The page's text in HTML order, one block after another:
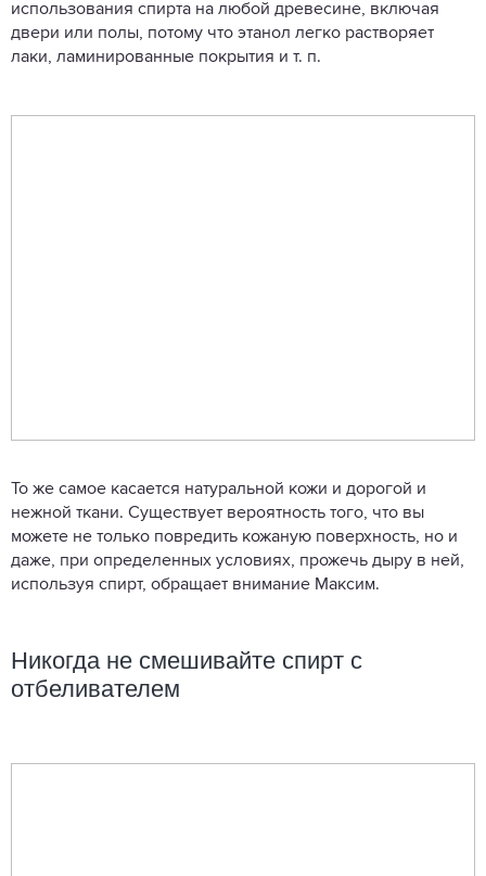
использования спирта на любой древесине, включая
двери или полы, потому что этанол легко растворяет
лаки, ламинированные покрытия и т. п.
То же самое касается натуральной кожи и дорогой и
нежной ткани. Существует вероятность того, что вы
можете не только повредить кожаную поверхность, но и
даже, при определенных условиях, прожечь дыру в ней,
используя спирт, обращает внимание Максим.
Никогда не смешивайте спирт с
отбеливателем